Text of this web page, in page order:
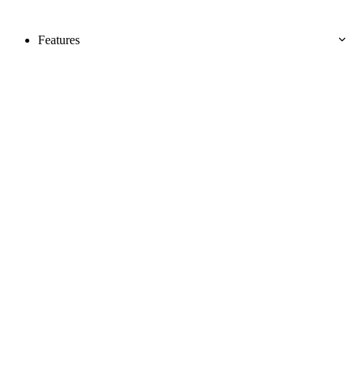
Features